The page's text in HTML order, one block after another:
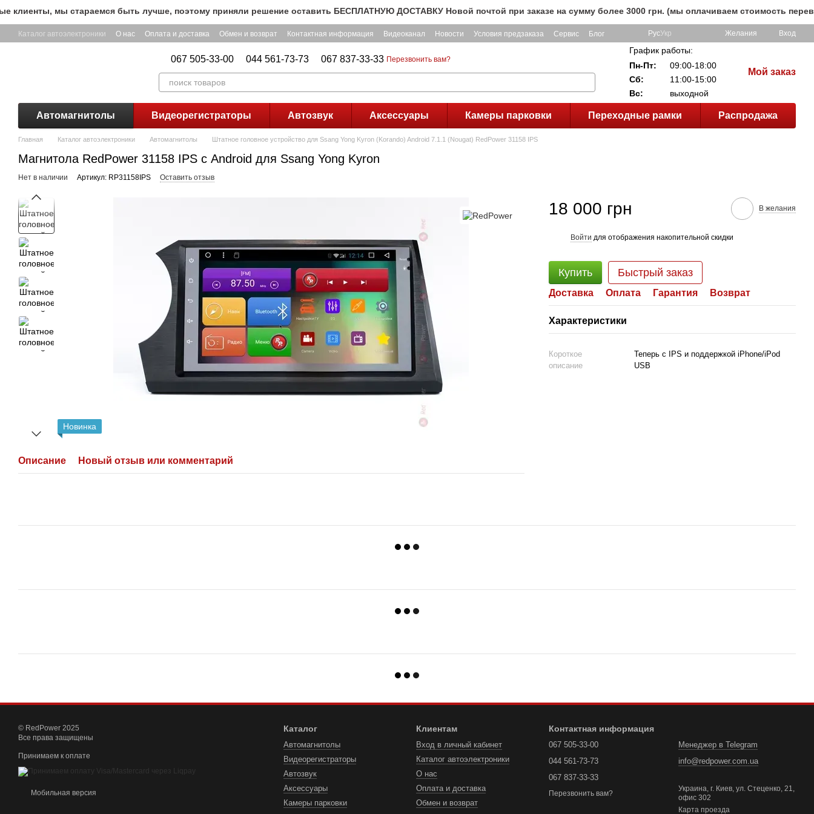
Перейти к основному контенту
мы стараемся быть лучше, поэтому приняли решение оставить БЕСПЛАТНУЮ ДОСТАВКУ Новой почтой при заказе на сумму более 3000 грн. (мы оплачиваем стоимость
Каталог автоэлектроники О нас Оплата и доставка Обмен и возврат Контактная информация Видеоканал Новости Условия предзаказа Сервис Блог РусУкр Желания Вход
067 505-33-00 044 561-73-73 067 837-33-33 Перезвонить вам?
График работы:
Пн-Пт:
09:00-18:00
Сб:
11:00-15:00
Вс:
выходной
Мой заказ
Автомагнитолы Видеорегистраторы Автозвук Аксессуары Камеры парковки Переходные рамки Распродажа
Главная Каталог автоэлектроники Автомагнитолы Штатное головное устройство для Ssang Yong Kyron (Korando) Android 7.1.1 (Nougat) RedPower 31158 IPS
Магнитола RedPower 31158 IPS с Android для Ssang Yong Kyron
Нет в наличии Артикул: RP31158IPS Оставить отзыв
Новинка
Описание Новый отзыв или комментарий
18 000 грн В желания
Войти для отображения накопительной скидки
Купить Быстрый заказ
Доставка Оплата Гарантия Возврат
Характеристики
Короткое
описание
Теперь с IPS и поддержкой iPhone/iPod
USB
© RedPower 2025
Все права защищены
Принимаем к оплате
Мобильная версия
Каталог
Автомагнитолы
Видеорегистраторы
Автозвук
Аксессуары
Камеры парковки
Клиентам
Вход в личный кабинет
Каталог автоэлектроники
О нас
Оплата и доставка
Обмен и возврат
Контактная информация
067 505-33-00
044 561-73-73
067 837-33-33
Перезвонить вам?
Менеджер в Telegram
info@redpower.com.ua
Украина, г. Киев, ул. Стеценко, 21,
офис 302
Карта проезда